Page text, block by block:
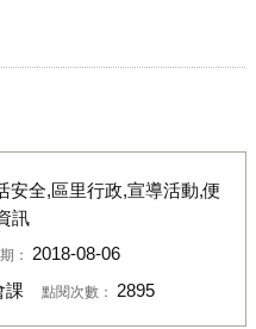
安全,區里行政,宣導活動,便
訊
： 2018-08-06
課 點閱次數： 2895